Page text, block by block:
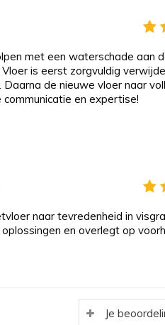
is eerst zorgvuldig
de nieuwe vloer naar
en expertise!
en overlegt op
Je